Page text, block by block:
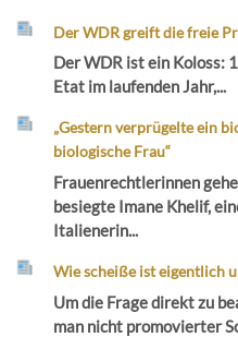
Der WDR greift die freie
Der WDR ist ein Koloss:
Etat im laufenden Jahr,...
„Gestern verprügelte ein
biologische Frau“
Frauenrechtlerinnen
besiegte Imane Khelif,
Italienerin...
Wie scheiße ist eigentlich
Um die Frage direkt zu
man nicht promovierter